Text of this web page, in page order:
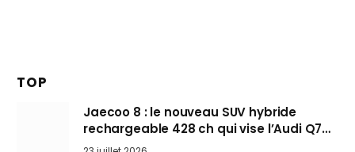
TOP
Jaecoo 8 : le nouveau SUV hybride
rechargeable 428 ch qui vise l’Audi Q7
arrive en Europe cet automne